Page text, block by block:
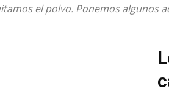
el polvo. Ponemos algunos